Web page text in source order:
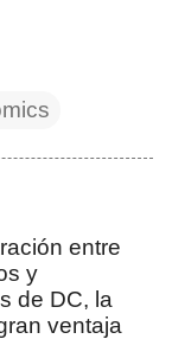
entre
y
de DC, la
ventaja